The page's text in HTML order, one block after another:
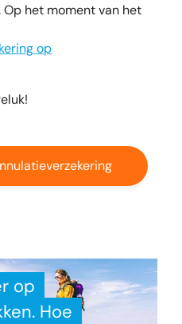
het moment van het
op
op
Hoe